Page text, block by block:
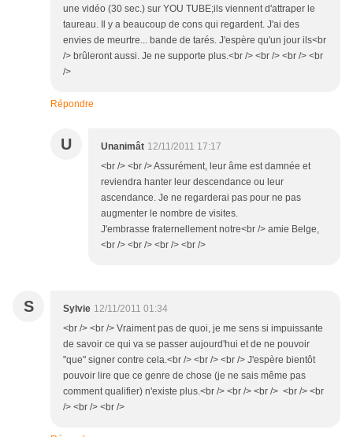
une vidéo (30 sec.) sur YOU TUBE;ils viennent d'attraper le
taureau. Il y a beaucoup de cons qui regardent. J'ai des
envies de meurtre... bande de tarés. J'espère qu'un jour ils<br
/> brûleront aussi. Je ne supporte plus.<br /> <br /> <br /> <br
/>
Répondre
U Unanimât 12/11/2011 17:17
<br /> <br /> Assurément, leur âme est damnée et
reviendra hanter leur descendance ou leur
ascendance. Je ne regarderai pas pour ne pas
augmenter le nombre de visites.
J'embrasse fraternellement notre<br /> amie Belge,
<br /> <br /> <br /> <br />
S Sylvie 12/11/2011 01:34
<br /> <br /> Vraiment pas de quoi, je me sens si impuissante
de savoir ce qui va se passer aujourd'hui et de ne pouvoir
"que" signer contre cela.<br /> <br /> <br /> J'espère bientôt
pouvoir lire que ce genre de chose (je ne sais même pas
comment qualifier) n'existe plus.<br /> <br /> <br /> <br /> <br
/> <br /> <br />